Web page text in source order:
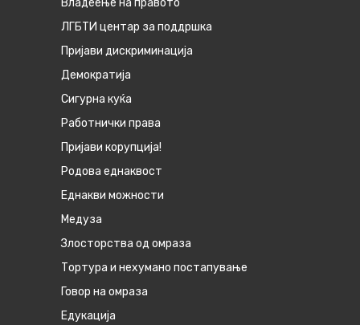
Владеење на правото
ЛГБТИ центар за поддршка
Пријави дискриминација
Демократија
Сигурна куќа
Работнички права
Пријави корупција!
Родова еднаквост
Eднакви можности
Медуза
Злосторства од омраза
Тортура и нехумано постапување
Говор на омраза
Едукација